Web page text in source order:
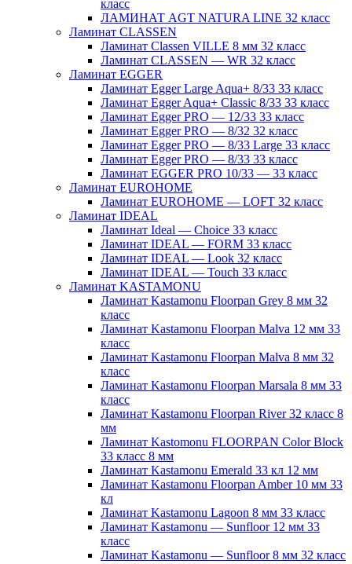
класс
ЛАМИНАТ AGT NATURA LINE 32 класс
Ламинат CLASSEN
Ламинат Classen VILLE 8 мм 32 класс
Ламинат CLASSEN — WR 32 класс
Ламинат EGGER
Ламинат Egger Large Aqua+ 8/33 33 класс
Ламинат Egger Aqua+ Classic 8/33 33 класс
Ламинат Egger PRO — 12/33 33 класс
Ламинат Egger PRO — 8/32 32 класс
Ламинат Egger PRO — 8/33 Large 33 класс
Ламинат Egger PRO — 8/33 33 класс
Ламинат EGGER PRO 10/33 — 33 класс
Ламинат EUROHOME
Ламинат EUROHOME — LOFT 32 класс
Ламинат IDEAL
Ламинат Ideal — Choice 33 класс
Ламинат IDEAL — FORM 33 класс
Ламинат IDEAL — Look 32 класс
Ламинат IDEAL — Touch 33 класс
Ламинат KASTAMONU
Ламинат Kastamonu Floorpan Grey 8 мм 32
класс
Ламинат Kastamonu Floorpan Malva 12 мм 33
класс
Ламинат Kastamonu Floorpan Malva 8 мм 32
класс
Ламинат Kastamonu Floorpan Marsala 8 мм 33
класс
Ламинат Kastamonu Floorpan River 32 класс 8
мм
Ламинат Kastomonu FLOORPAN Color Block
33 класс 8 мм
Ламинат Kastamonu Emerald 33 кл 12 мм
Ламинат Kastamonu Floorpan Amber 10 мм 33
кл
Ламинат Kastamonu Lagoon 8 мм 33 класс
Ламинат Kastamonu — Sunfloor 12 мм 33
класс
Ламинат Kastamonu — Sunfloor 8 мм 32 класс